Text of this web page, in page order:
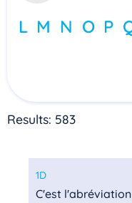
L M N O P
Results: 583
1D
C'est